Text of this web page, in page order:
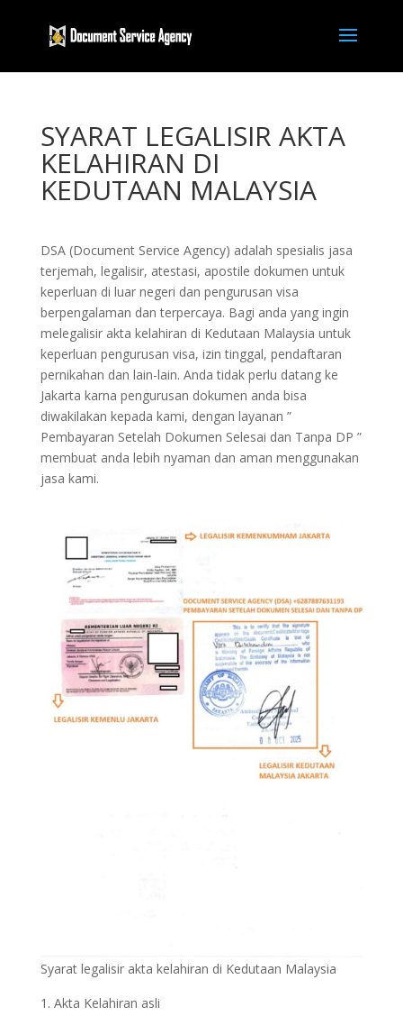
SYARAT LEGALISIR AKTA
KELAHIRAN DI
KEDUTAAN MALAYSIA
DSA (Document Service Agency) adalah spesialis jasa
terjemah, legalisir, atestasi, apostile dokumen untuk
keperluan di luar negeri dan pengurusan visa
berpengalaman dan terpercaya. Bagi anda yang ingin
melegalisir akta kelahiran di Kedutaan Malaysia untuk
keperluan pengurusan visa, izin tinggal, pendaftaran
pernikahan dan lain-lain. Anda tidak perlu datang ke
Jakarta karna pengurusan dokumen anda bisa
diwakilakan kepada kami, dengan layanan ”
Pembayaran Setelah Dokumen Selesai dan Tanpa DP ”
membuat anda lebih nyaman dan aman menggunakan
jasa kami.
Syarat legalisir akta kelahiran di Kedutaan Malaysia
Akta Kelahiran asli